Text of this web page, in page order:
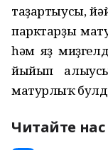
таҙартыусы,
парктарҙы
һәм яҙ
йыйып
матурлыҡ
Читайте нас